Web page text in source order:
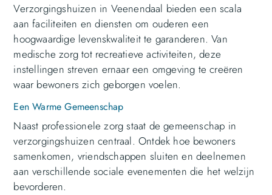
Verzorgingshuizen in Veenendaal bieden een scala
aan faciliteiten en diensten om ouderen een
hoogwaardige levenskwaliteit te garanderen. Van
medische zorg tot recreatieve activiteiten, deze
instellingen streven ernaar een omgeving te creëren
waar bewoners zich geborgen voelen.
Een Warme Gemeenschap
Naast professionele zorg staat de gemeenschap in
verzorgingshuizen centraal. Ontdek hoe bewoners
samenkomen, vriendschappen sluiten en deelnemen
aan verschillende sociale evenementen die het welzijn
bevorderen.